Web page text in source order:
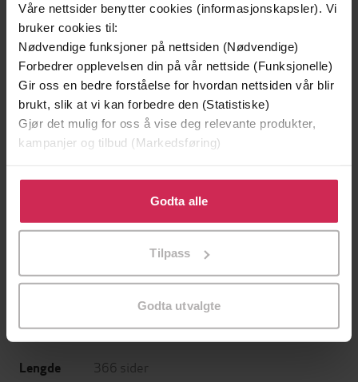
Våre nettsider benytter cookies (informasjonskapsler). Vi
bruker cookies til:
Nødvendige funksjoner på nettsiden (Nødvendige)
Forbedrer opplevelsen din på vår nettside (Funksjonelle)
Gir oss en bedre forståelse for hvordan nettsiden vår blir
brukt, slik at vi kan forbedre den (Statistiske)
Gjør det mulig for oss å vise deg relevante produkter,
kampanjer og tilbud (Markedsføring)
Klikk på «Godta alle» for å gi oss ditt samtykke til å
bruke cookies for alle disse formålene. Du kan også
tilpasse ditt samtykke til spesifikke formål ved å klikke
Godta alle
Tilpass
Godta utvalgte
149,-
Lyden av en lerke
Erica James
Stormens søster
Taylor Jenkins Reid (forfatter),
Cappelen Damm
Utgitt 10.08.2016
Lengde 366 sider